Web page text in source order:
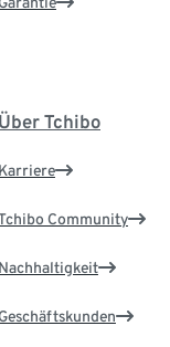
Über Tchibo
Karriere
Community
Nachhaltigkeit